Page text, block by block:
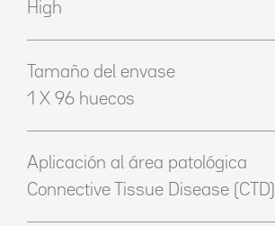
High
Tamaño del envase
1 X 96 huecos
Aplicación al área patológica
Connective Tissue Disease (CTD)